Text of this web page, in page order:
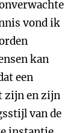
vond ik
kan
een
zijn en zijn
van de